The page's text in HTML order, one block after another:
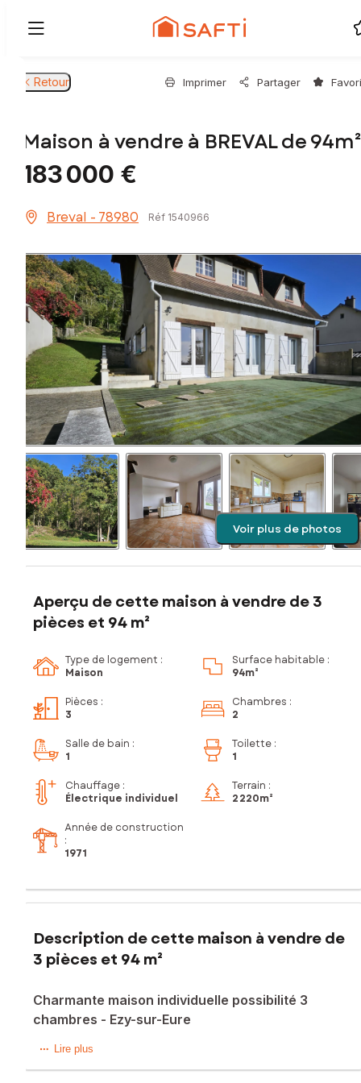
Retour Imprimer Partager
Maison à vendre à BREVAL de 94m²
183 000 €
Breval - 78980 Réf 1540966
Voir plus de photos
Aperçu de cette maison à vendre de 3
pièces et 94 m²
Type de logement :
Maison
Surface habitable :
94m²
Pièces :
3
Chambres :
2
Salle de bain :
1
Toilette :
1
Chauffage :
Électrique individuel
Terrain :
2 220m²
Année de construction
:
1971
Description de cette maison à vendre de
3 pièces et 94 m²
Charmante maison individuelle possibilité 3
chambres - Ezy-sur-Eure
À Ézy-sur-Eure, à deux pas des commerces et des écoles,
Lire plus